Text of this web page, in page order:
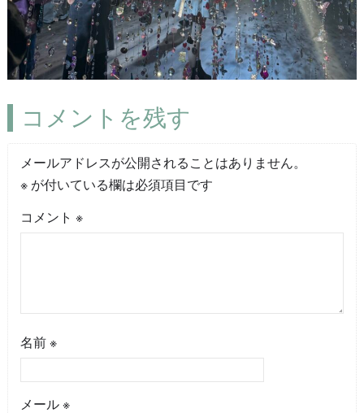
コメントを残す
メールアドレスが公開されることはありません。
※が付いている欄は必須項目です
コメント ※
名前 ※
メール ※